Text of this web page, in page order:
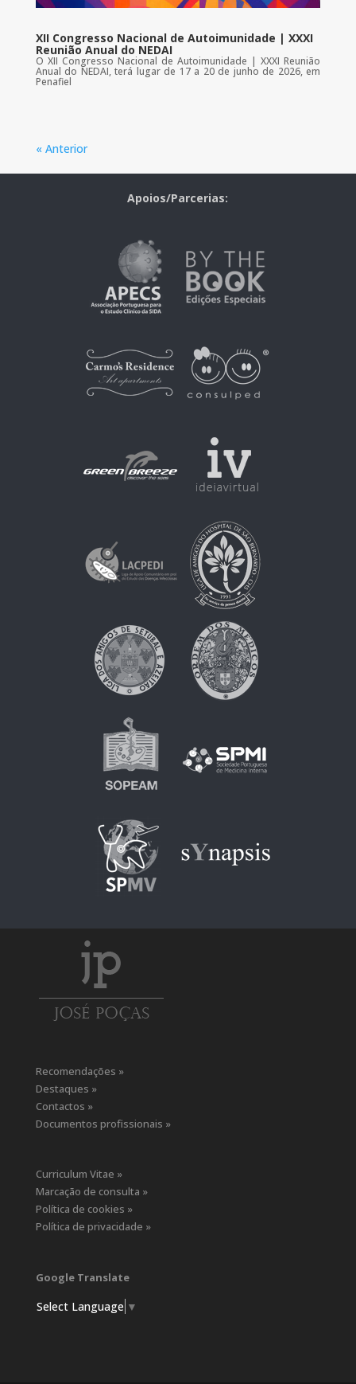
XII Congresso Nacional de Autoimunidade | XXXI
Reunião Anual do NEDAI
O XII Congresso Nacional de Autoimunidade | XXXI Reunião
Anual do NEDAI, terá lugar de 17 a 20 de junho de 2026, em
Penafiel
« Anterior
Apoios/Parcerias:
Recomendações »
Destaques »
Contactos »
Documentos profissionais »
Curriculum Vitae »
Marcação de consulta »
Política de cookies »
Política de privacidade »
Google Translate
Select Language ▼